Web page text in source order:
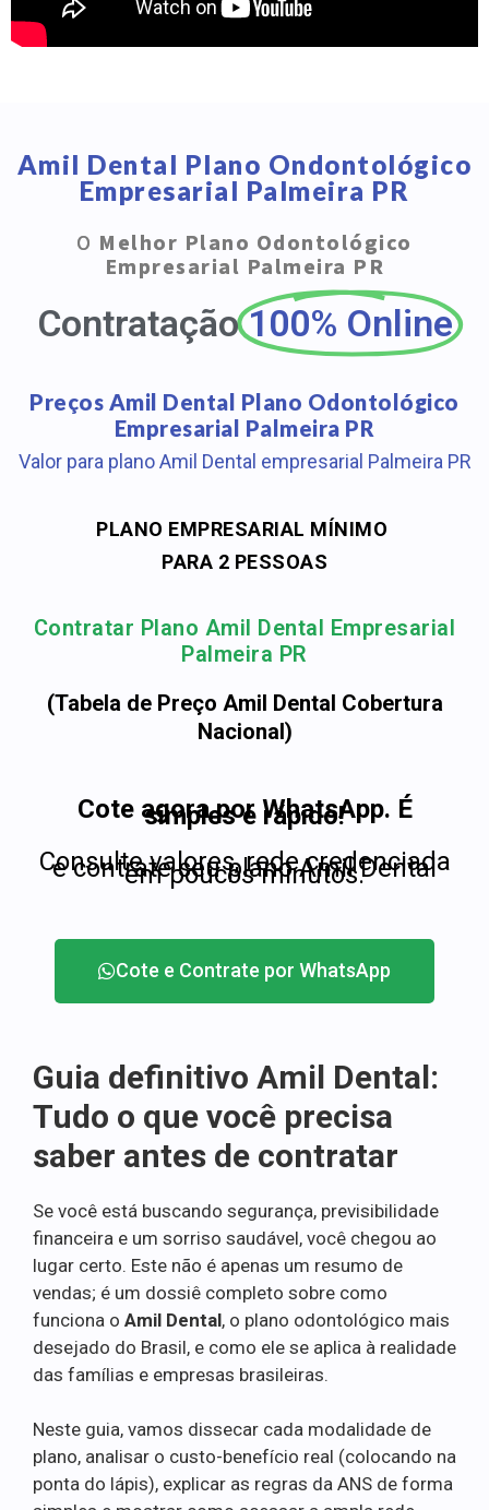
Amil Dental Plano Ondontológico
Empresarial Palmeira PR
O Melhor Plano Odontológico
Empresarial Palmeira PR
Contratação 100% Online
Preços Amil Dental Plano Odontológico
Empresarial Palmeira PR
Valor para plano Amil Dental empresarial Palmeira PR
PLANO EMPRESARIAL MÍNIMO
PARA 2 PESSOAS
Contratar Plano Amil Dental Empresarial
Palmeira PR
(Tabela de Preço Amil Dental Cobertura
Nacional)
Cote agora por WhatsApp. É
simples e rápido!
Consulte valores, rede credenciada
e contrate seu plano Amil Dental
em poucos minutos.
Cote e Contrate por WhatsApp
Guia definitivo Amil Dental:
Tudo o que você precisa
saber antes de contratar
Se você está buscando segurança, previsibilidade
financeira e um sorriso saudável, você chegou ao
lugar certo. Este não é apenas um resumo de
vendas; é um dossiê completo sobre como
funciona o Amil Dental, o plano odontológico mais
desejado do Brasil, e como ele se aplica à realidade
das famílias e empresas brasileiras.
Neste guia, vamos dissecar cada modalidade de
plano, analisar o custo-benefício real (colocando na
ponta do lápis), explicar as regras da ANS de forma